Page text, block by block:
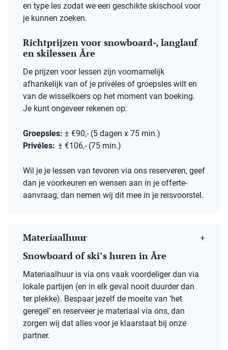
en type les zodat we een geschikte skischool voor
je kunnen zoeken.
Richtprijzen voor snowboard-, langlauf
en skilessen Åre
De prijzen voor lessen zijn voornamelijk
afhankelijk van of je privéles of groepsles wilt en
van de wisselkoers op het moment van boeking.
Je kunt ongeveer rekenen op:
Groepsles: ± €90,- (5 dagen x 75 min.)
Privéles: ± €106,-(75 min.)
Wil je je lessen van tevoren via ons reserveren, geef
dan je voorkeuren en wensen aan in je offerte-
aanvraag, dan nemen wij dit mee in je reisvoorstel.
Materiaalhuur
Snowboard of ski’s huren in Åre
Materiaalhuur is via ons vaak voordeliger dan via
lokale partijen (en in elk geval nooit duurder dan
ter plekke). Bespaar jezelf de moeite van ‘het
geregel’ en reserveer je materiaal via ons, dan
zorgen wij dat alles voor je klaarstaat bij onze
partner.